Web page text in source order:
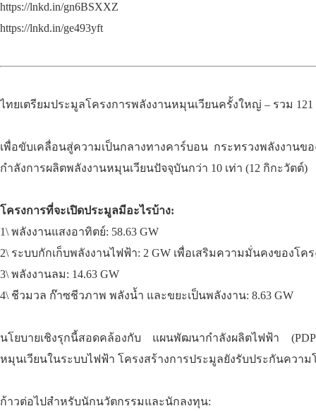
https://lnkd.in/gn6BSXXZ
https://lnkd.in/ge493yft
ไทยเตรียมประมูลโครงการพลังงานหมุนเวียนครั้งใหญ่ – รวม
เพื่อขับเคลื่อนสู่ความเป็นกลางทางคาร์บอน กระทรวงพลังงานข
กำลังการผลิตพลังงานหมุนเวียนปัจจุบันกว่า 10 เท่า (12 กิกะวัตต์)
โครงการที่จะเปิดประมูลมีอะไรบ้าง:
1\ พลังงานแสงอาทิตย์: 58.63 GW
2\ ระบบกักเก็บพลังงานไฟฟ้า: 2 GW เพื่อเสริมความมั่นคงของโค
3\ พลังงานลม: 14.63 GW
4\ ชีวมวล ก๊าซชีวภาพ พลังน้ำ และขยะเป็นพลังงาน: 8.63 GW
นโยบายเชิงรุกนี้สอดคล้องกับ แผนพัฒนากำลังผลิตไฟฟ้า
หมุนเวียนในระบบไฟฟ้า โครงสร้างการประมูลยังรับประกันควา
ก้าวต่อไปสำหรับนักนวัตกรรมและนักลงทุน: